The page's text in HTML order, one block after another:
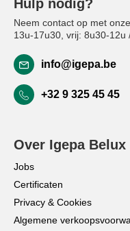
Hulp nodig?
Neem contact op met
13u-17u30, vrij: 8u30-12u
info@igepa.be
+32 9 325 45 45
Over Igepa Belux
Jobs
Certificaten
Privacy & Cookies
Algemene